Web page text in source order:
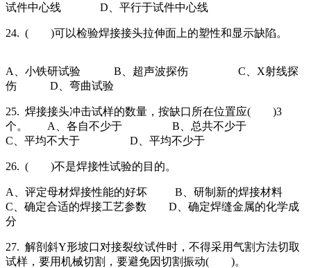
试件中心线 D、平行于试件中心线
24. ( )可以检验焊接接头拉伸面上的塑性和显示缺陷。
A、小铁研试验 B、超声波探伤 C、X射线探
伤 D、弯曲试验
25. 焊接接头冲击试样的数量，按缺口所在位置应( )3
个。 A、各自不少于 B、总共不少于
C、平均不大于 D、平均不少于
26. ( )不是焊接性试验的目的。
A、评定母材焊接性能的好坏 B、研制新的焊接材料
C、确定合适的焊接工艺参数 D、确定焊缝金属的化学成
分
27. 解剖斜Y形坡口对接裂纹试件时，不得采用气割方法切取
试样，要用机械切割，要避免因切割振动( )。